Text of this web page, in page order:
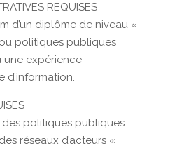
REQUISES
d’un diplôme de niveau «
politiques publiques
une expérience
d’information.
des politiques publiques
réseaux d’acteurs «